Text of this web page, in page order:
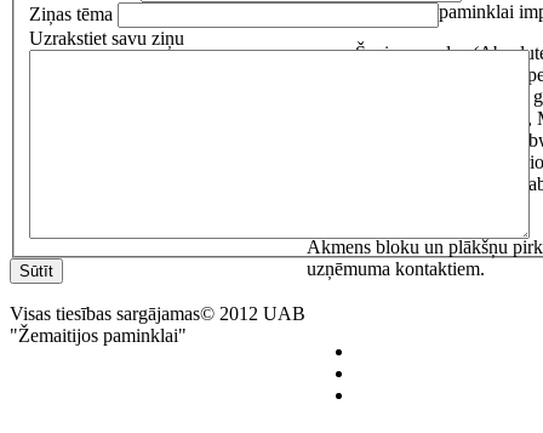
UAB Žemaitijos paminklai
Šveices: melns
brūngans (Šampania),
Somijas: Aurora, Kuru
Norvēģijas: Blue
Dienvidāfrikas
Indijas: Vizag blue
Krievijas: Kareliškas
Akmens bloku un plākšņu
uzņēmuma kontaktiem.
Ziņas tēma
Uzrakstiet savu ziņu
Sūtīt
Visas tiesības sargājamas© 2012 UAB
"Žemaitijos paminklai"